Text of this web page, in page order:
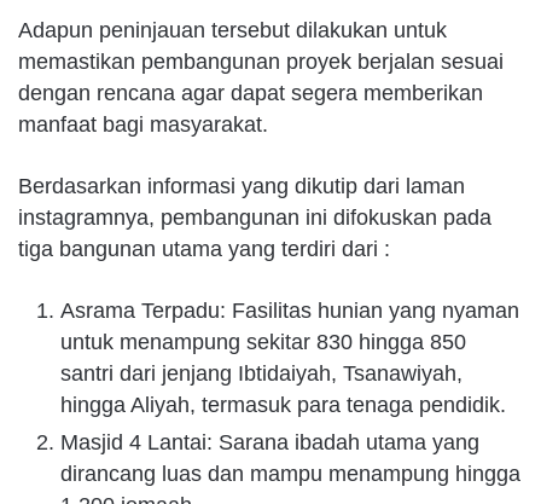
Adapun peninjauan tersebut dilakukan untuk
memastikan pembangunan proyek berjalan sesuai
dengan rencana agar dapat segera memberikan
manfaat bagi masyarakat.
Berdasarkan informasi yang dikutip dari laman
instagramnya, pembangunan ini difokuskan pada
tiga bangunan utama yang terdiri dari :
Asrama Terpadu: Fasilitas hunian yang nyaman
untuk menampung sekitar 830 hingga 850
santri dari jenjang Ibtidaiyah, Tsanawiyah,
hingga Aliyah, termasuk para tenaga pendidik.
Masjid 4 Lantai: Sarana ibadah utama yang
dirancang luas dan mampu menampung hingga